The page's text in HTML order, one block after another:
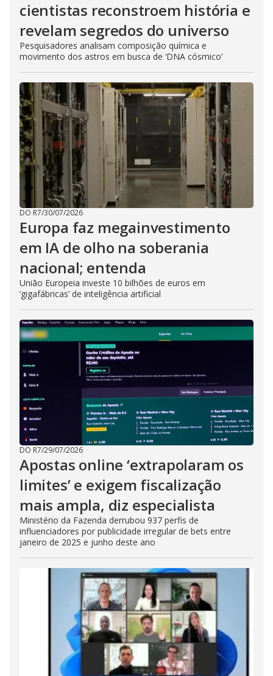
cientistas reconstroem história e
revelam segredos do universo
Pesquisadores analisam composição química e
movimento dos astros em busca de ‘DNA cósmico’
DO R7/30/07/2026
Europa faz megainvestimento
em IA de olho na soberania
nacional; entenda
União Europeia investe 10 bilhões de euros em
‘gigafábricas’ de inteligência artificial
DO R7/29/07/2026
Apostas online ‘extrapolaram os
limites’ e exigem fiscalização
mais ampla, diz especialista
Ministério da Fazenda derrubou 937 perfis de
influenciadores por publicidade irregular de bets entre
janeiro de 2025 e junho deste ano